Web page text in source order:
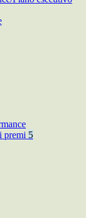
premi 5